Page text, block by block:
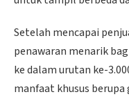
Setelah mencapai
penawaran menarik
ke dalam urutan ke-
manfaat khusus